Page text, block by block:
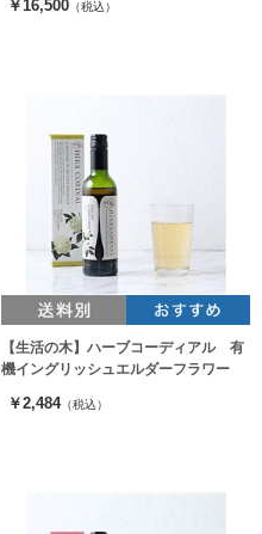
￥16,500 （税込）
【生活の木】ハーブコーディアル 有
機イングリッシュエルダーフラワー
￥2,484（税込）